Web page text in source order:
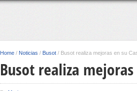
Home / Noticias / Busot / Busot realiza mejoras en su
Busot realiza